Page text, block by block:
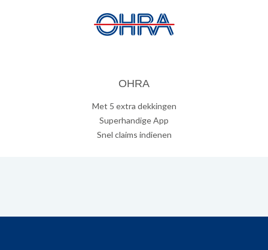
OHRA
Met 5 extra dekkingen
Superhandige App
Snel claims indienen